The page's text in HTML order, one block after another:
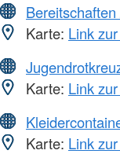
Karte: Link
Karte: Link
Karte: Link